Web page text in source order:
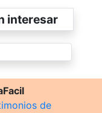
interesar
de